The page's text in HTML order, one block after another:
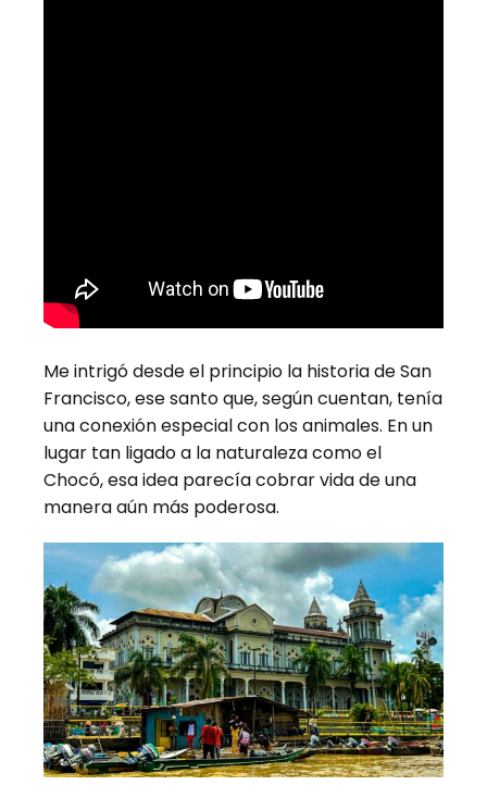
Me intrigó desde el principio la historia de San
Francisco, ese santo que, según cuentan, tenía
una conexión especial con los animales. En un
lugar tan ligado a la naturaleza como el
Chocó, esa idea parecía cobrar vida de una
manera aún más poderosa.